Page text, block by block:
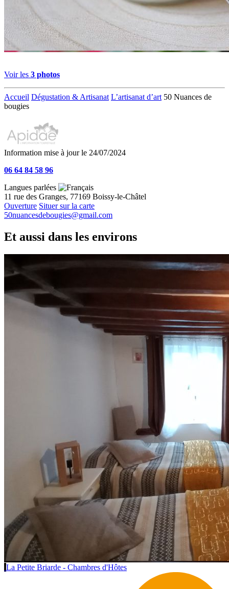
Voir les 3 photos
Accueil Dégustation & Artisanat L’artisanat d’art 50 Nuances de
bougies
Information mise à jour le 24/07/2024
06 64 84 58 96
Langues parlées
11 rue des Granges, 77169 Boissy-le-Châtel
Ouverture Situer sur la carte
50nuancesdebougies@gmail.com
Et aussi dans les environs
La Petite Briarde - Chambres d'Hôtes